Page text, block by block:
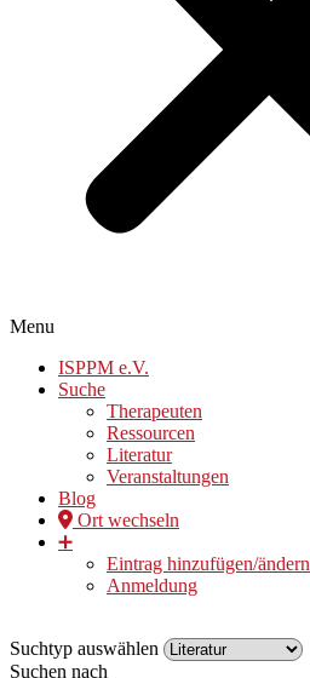
Menu
ISPPM e.V.
Suche
Therapeuten
Ressourcen
Literatur
Veranstaltungen
Blog
Ort wechseln
➕
Eintrag hinzufügen/ändern
Anmeldung
Suchtyp auswählen
Suchen nach